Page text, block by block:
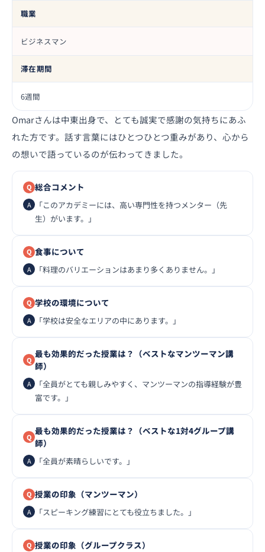
職業
ビジネスマン
滞在期間
6週間
Omarさんは中東出身で、とても誠実で感謝の気持ちにあふ
れた方です。話す言葉にはひとつひとつ重みがあり、心から
の想いで語っているのが伝わってきました。
総合コメント
「このアカデミーには、高い専門性を持つメンター（先
生）がいます。」
食事について
「料理のバリエーションはあまり多くありません。」
学校の環境について
「学校は安全なエリアの中にあります。」
最も効果的だった授業は？（ベストなマンツーマン講
師）
「全員がとても親しみやすく、マンツーマンの指導経験が豊
富です。」
最も効果的だった授業は？（ベストな1対4グループ講
師）
「全員が素晴らしいです。」
授業の印象（マンツーマン）
「スピーキング練習にとても役立ちました。」
授業の印象（グループクラス）